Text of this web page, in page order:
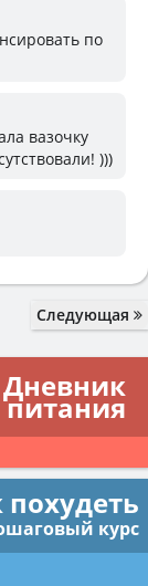
по
вазочку
)))
Следующая
Дневник
питания
похудеть
курс